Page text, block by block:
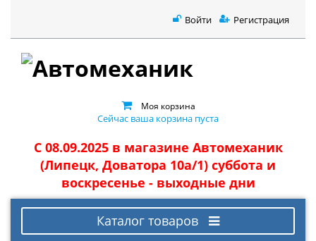
Войти Регистрация
Моя корзина
Сейчас ваша корзина пуста
С 08.09.2025 в магазине Автомеханик
(Липецк, Доватора 10а/1) суббота и
воскресенье - выходные дни
Каталог товаров